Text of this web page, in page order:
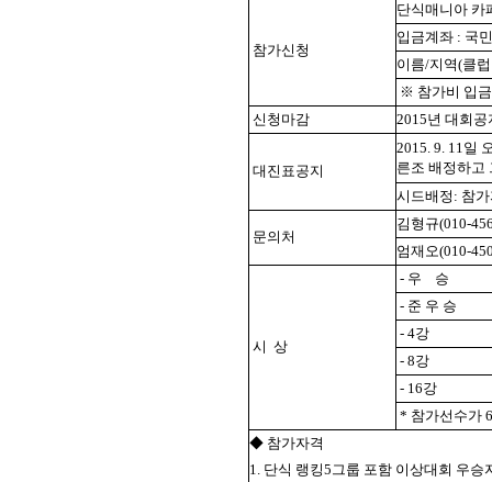
참가신청
단식매니아 카
입금계좌 : 국
이름/지역(클
※ 참가비 입
신청마감
2015년 대회
대진표공지
2015. 9. 11일
른조 배정하고
시드배정: 참
문의처
김형규(010-
엄재오(010-
시 상
- 우 승
- 준 우 승
- 4강
- 8강
- 16강
* 참가선수가
◆ 참가자격
1. 단식 랭킹5그룹 포함 이상대회 우